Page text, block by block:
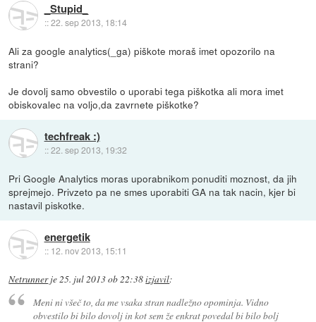
_Stupid_
::22. sep 2013, 18:14
Ali za google analytics(_ga) piškote moraš imet opozorilo na
strani?
Je dovolj samo obvestilo o uporabi tega piškotka ali mora imet
obiskovalec na voljo,da zavrnete piškotke?
techfreak :)
::22. sep 2013, 19:32
Pri Google Analytics moras uporabnikom ponuditi moznost, da jih
sprejmejo. Privzeto pa ne smes uporabiti GA na tak nacin, kjer bi
nastavil piskotke.
energetik
:: 12. nov 2013, 15:11
Netrunnerje25. jul 2013 ob 22:38izjavil:
Meni ni všeč to, da me vsaka stran nadležno opominja. Vidno
obvestilo bi bilo dovolj in kot sem že enkrat povedal bi bilo bolj